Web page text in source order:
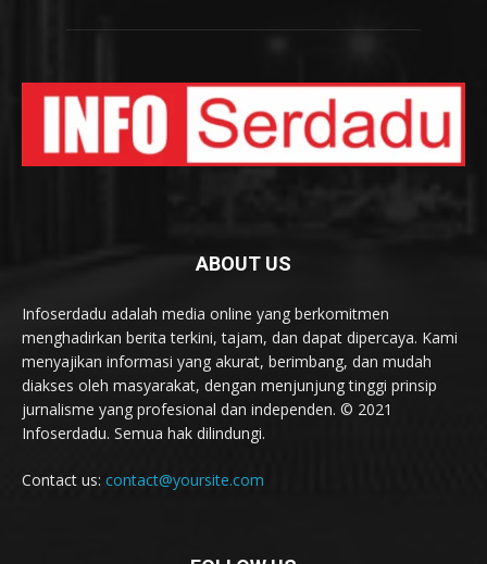
ABOUT US
Infoserdadu adalah media online yang berkomitmen
menghadirkan berita terkini, tajam, dan dapat dipercaya. Kami
menyajikan informasi yang akurat, berimbang, dan mudah
diakses oleh masyarakat, dengan menjunjung tinggi prinsip
jurnalisme yang profesional dan independen. © 2021
Infoserdadu. Semua hak dilindungi.
Contact us: contact@yoursite.com